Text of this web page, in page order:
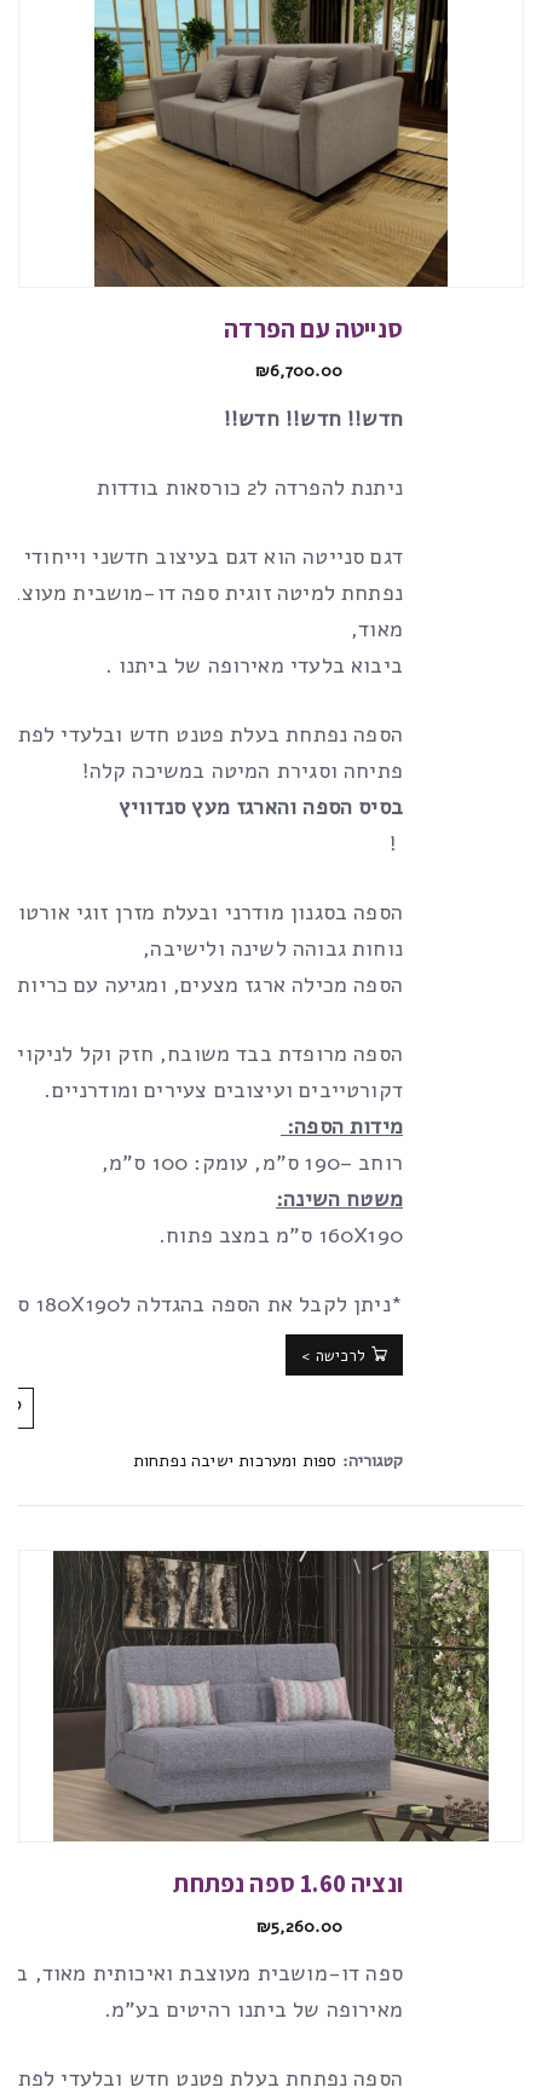
סנייטה עם הפרדה
₪6,700.00
חדש!! חדש!! חדש!!
ניתנת להפרדה ל2 כורסאות בודדות
דגם סנייטה הוא דגם בעיצוב חדשני וייחודי
נפתחת למיטה זוגית ספה דו-מושבית
מאוד,
ביבוא בלעדי מאירופה של ביתנו .
הספה נפתחת בעלת פטנט חדש ובלעדי
פתיחה וסגירת המיטה במשיכה קלה!
בסיס הספה והארגז מעץ סנדוויץ
!
הספה בסגנון מודרני ובעלת מזרן זוגי
נוחות גבוהה לשינה ולישיבה,
הספה מכילה ארגז מצעים, ומגיעה עם כריות
הספה מרופדת בבד משובח, חזק וקל לניקוי,
דקורטייבים ועיצובים צעירים ומודרניים.
מידות הספה:
רוחב –190 ס”מ, עומק: 100 ס”מ,
משטח השינה:
160X190 ס”מ במצב פתוח.
*ניתן לקבל את הספה בהגדלה ל180X190 ס”מ
לרכישה >
קטגוריה: ספות ומערכות ישיבה נפתחות
ונציה 1.60 ספה נפתחת
₪5,260.00
ספה דו-מושבית מעוצבת ואיכותית מאוד,
מאירופה של ביתנו רהיטים בע”מ.
הספה נפתחת בעלת פטנט חדש ובלעדי